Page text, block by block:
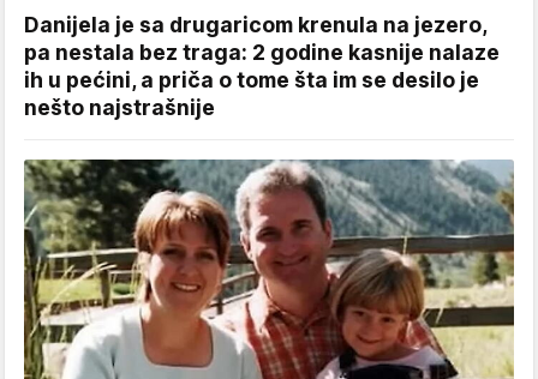
Danijela je sa drugaricom krenula na jezero,
pa nestala bez traga: 2 godine kasnije nalaze
ih u pećini, a priča o tome šta im se desilo je
nešto najstrašnije